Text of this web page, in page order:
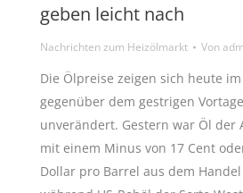
geben leicht nach
Nachrichten zum Heizölmarkt Von
Die Ölpreise zeigen sich heute
gegenüber dem gestrigen
unverändert. Gestern war Öl der
mit einem Minus von 17 Cent
Dollar pro Barrel aus dem